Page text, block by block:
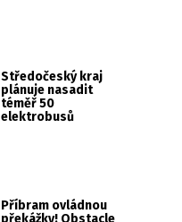
Středočeský kraj
plánuje nasadit
téměř 50
elektrobusů
Příbram ovládnou